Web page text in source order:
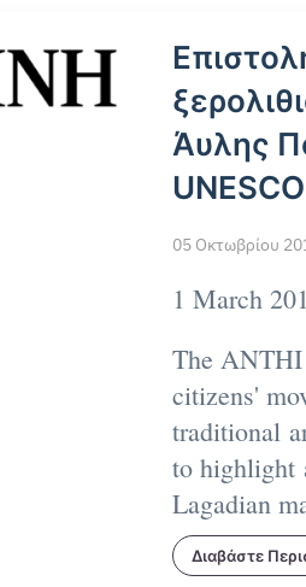
Άυλης
UNESCO
05 Οκτωβρίου
1 March
The ANTHI
citizens'
traditional
to highlight
Lagadian
Διαβάστε